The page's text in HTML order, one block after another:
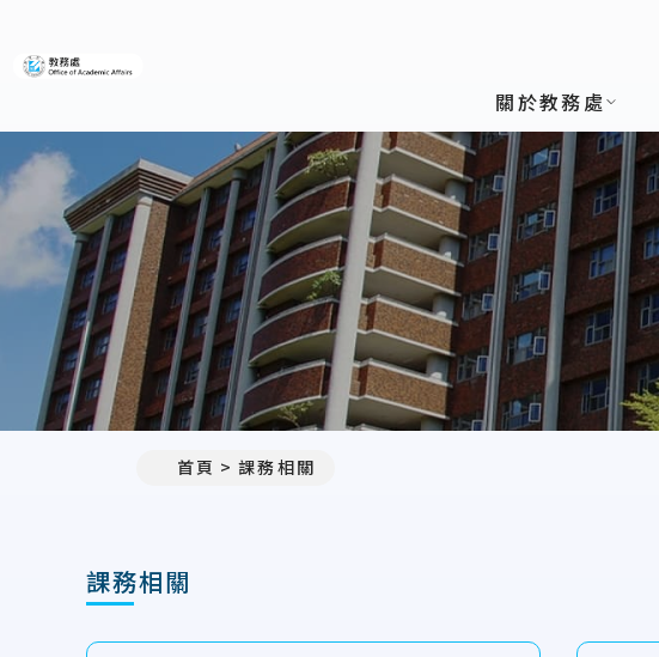
關於教務處
首頁 課務相關
課務相關